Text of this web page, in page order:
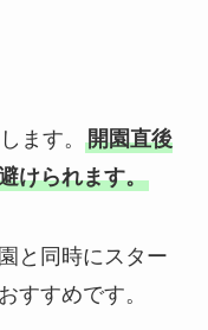
ます。 開園直後
けられます。
と同時にスター
すすめです。